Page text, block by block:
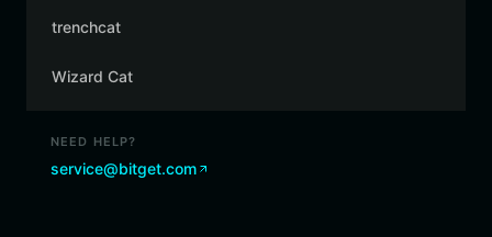
trenchcat
Wizard Cat
NEED HELP?
service@bitget.com